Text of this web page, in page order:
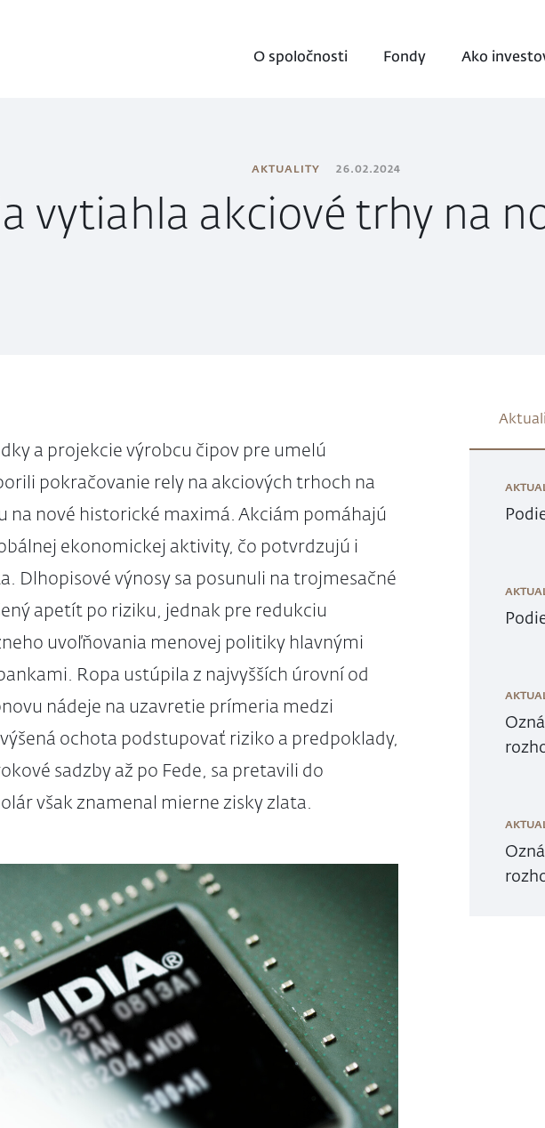
O spoločnosti Fondy Ako
AKTUALITY 26.02.2024
vytiahla akciové trhy na
a projekcie výrobcu čipov pre umelú
pokračovanie rely na akciových trhoch na
na nové historické maximá. Akciám pomáhajú
ekonomickej aktivity, čo potvrdzujú i
Dlhopisové výnosy sa posunuli na trojmesačné
apetít po riziku, jednak pre redukciu
uvoľňovania menovej politiky hlavnými
Ropa ustúpila z najvyšších úrovní od
nádeje na uzavretie prímeria medzi
ochota podstupovať riziko a predpoklady,
sadzby až po Fede, sa pretavili do
však znamenal mierne zisky zlata.